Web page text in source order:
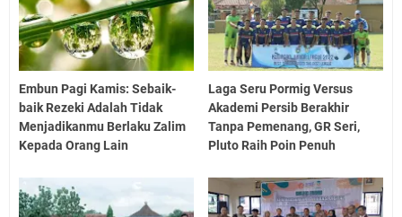
Embun Pagi Kamis: Sebaik-
baik Rezeki Adalah Tidak
Menjadikanmu Berlaku Zalim
Kepada Orang Lain
Laga Seru Pormig Versus
Akademi Persib Berakhir
Tanpa Pemenang, GR Seri,
Pluto Raih Poin Penuh